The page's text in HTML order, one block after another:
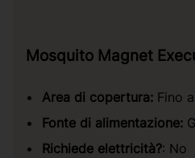
Mosquito Magnet
Area di copertura: Fino
Fonte di alimentazione:
Richiede elettricità?: No